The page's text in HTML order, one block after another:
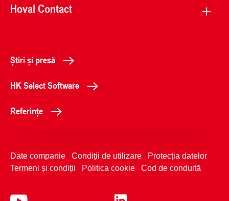
Hoval Contact
Știri și presă
HK Select Software
Referințe
Date companie Condiții de utilizare
Protecția datelor
Termeni și condiții
Politica cookie Cod de conduită